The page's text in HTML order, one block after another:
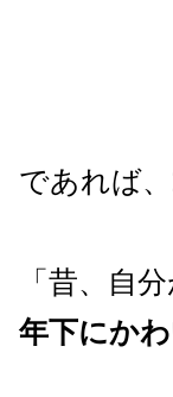
であれば、
「昔、自
年下にか